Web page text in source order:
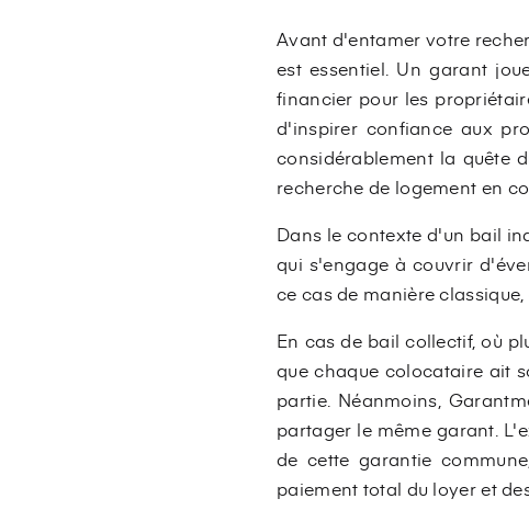
Avant d'entamer votre
est essentiel. Un garant
financier pour les
d'inspirer confiance aux
considérablement la quête
recherche de logement en
Dans le contexte d'un bail
qui s'engage à couvrir
ce cas de manière
En cas de bail collectif, où
que chaque colocataire ait
partie. Néanmoins,
partager le même garant.
de cette garantie
paiement total du loyer et